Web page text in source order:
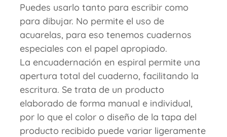
Puedes usarlo tanto para escribir como
para dibujar. No permite el uso de
acuarelas, para eso tenemos cuadernos
especiales con el papel apropiado.
La encuadernación en espiral permite una
apertura total del cuaderno, facilitando la
escritura. Se trata de un producto
elaborado de forma manual e individual,
por lo que el color o diseño de la tapa del
producto recibido puede variar ligeramente